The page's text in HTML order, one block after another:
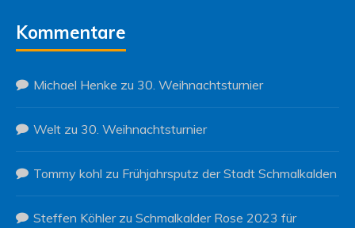
Kommentare
Michael Henke zu 30. Weihnachtsturnier
Welt zu 30. Weihnachtsturnier
Tommy kohl zu Frühjahrsputz der Stadt Schmalkalden
Steffen Köhlerzu Schmalkalder Rose 2023 für